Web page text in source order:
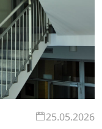
25.05.2026